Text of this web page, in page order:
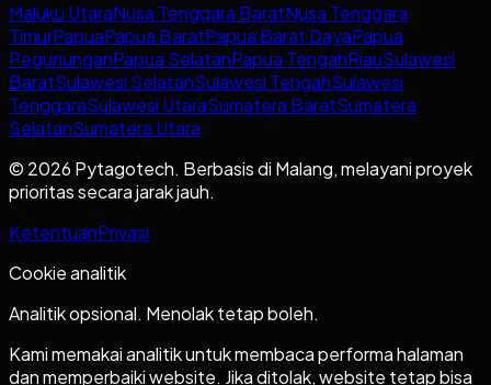
Maluku UtaraNusa Tenggara BaratNusa Tenggara
TimurPapuaPapua BaratPapua Barat DayaPapua
PegununganPapua SelatanPapua TengahRiauSulawesi
BaratSulawesi SelatanSulawesi TengahSulawesi
TenggaraSulawesi UtaraSumatera BaratSumatera
SelatanSumatera Utara
© 2026 Pytagotech. Berbasis di Malang, melayani proyek
prioritas secara jarak jauh.
KetentuanPrivasi
Cookie analitik
Analitik opsional. Menolak tetap boleh.
Kami memakai analitik untuk membaca performa halaman
dan memperbaiki website. Jika ditolak, website tetap bisa